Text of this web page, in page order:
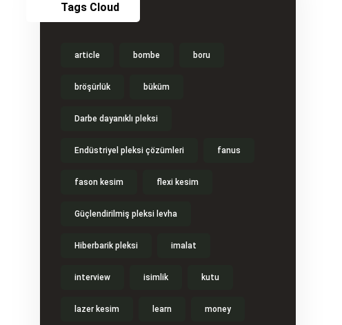
Tags Cloud
article bombe boru
bröşürlük büküm
Darbe dayanıklı pleksi
Endüstriyel pleksi çözümleri fanus
fason kesim flexi kesim
Güçlendirilmiş pleksi levha
Hiberbarik pleksi imalat
interview isimlik kutu
lazer kesim learn money